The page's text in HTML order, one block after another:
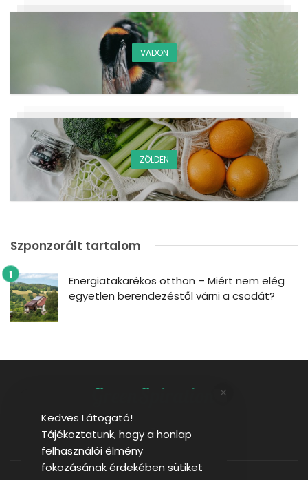
VADON
ZÖLDEN
Szponzorált tartalom
Energiatakarékos otthon – Miért nem elég
egyetlen berendezéstől várni a csodát?
Kedves Látogató!
Tájékoztatunk, hogy a honlap
felhasználói élmény
fokozásának érdekében sütiket